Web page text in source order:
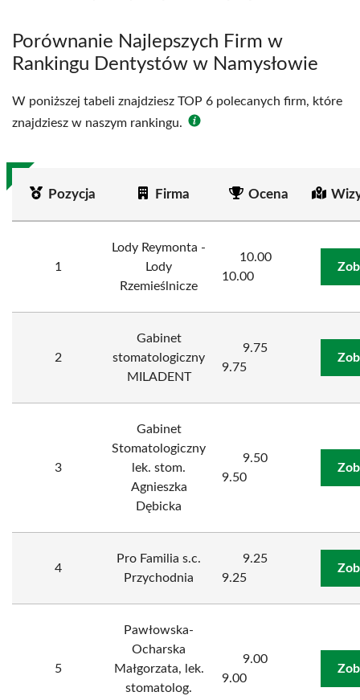
Porównanie Najlepszych Firm w
Rankingu Dentystów w Namysłowie
W poniższej tabeli znajdziesz TOP 6 polecanych firm, które
znajdziesz w naszym rankingu.
Pozycja Firma Ocena
1
Lody Reymonta -
Lody
Rzemieślnicze
10.00
10.00
2
Gabinet
stomatologiczny
MILADENT
9.75
9.75
3
Gabinet
Stomatologiczny
lek. stom.
Agnieszka
Dębicka
9.50
9.50
4
Pro Familia s.c.
Przychodnia
9.25
9.25
5
Pawłowska-
Ocharska
Małgorzata, lek.
stomatolog.
9.00
9.00